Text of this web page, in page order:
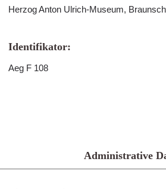
Herzog Anton Ulrich-Museum,
Identifikator:
Aeg F 108
Administrative